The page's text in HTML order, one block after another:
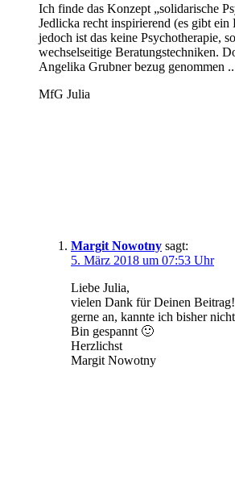
Ich finde das Konzept „solidarische
Jedlicka recht inspirierend (es gibt
jedoch ist das keine Psychotherapie,
wechselseitige Beratungstechniken.
Angelika Grubner bezug genommen ..
MfG Julia
Margit Nowotny sagt:
5. März 2018 um 07:53 Uhr
Liebe Julia,
vielen Dank für Deinen
gerne an, kannte ich bisher
Bin gespannt 🙂
Herzlichst
Margit Nowotny